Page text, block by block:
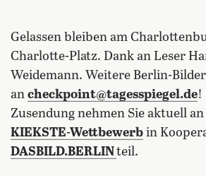
Gelassen bleiben am
Charlotte-Platz. Dank an Leser
Weidemann. Weitere Berlin-
an checkpoint@tagesspiegel.de!
Zusendung nehmen Sie aktuell
KIEKSTE-Wettbewerb in
DASBILD.BERLINteil.